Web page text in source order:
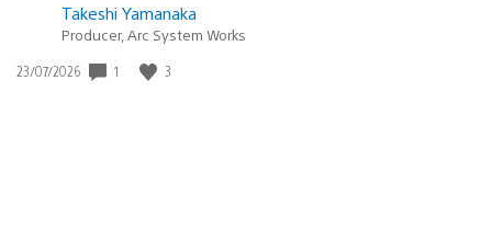
Takeshi Yamanaka
Producer, Arc System Works
Data
23/07/2026 1 3